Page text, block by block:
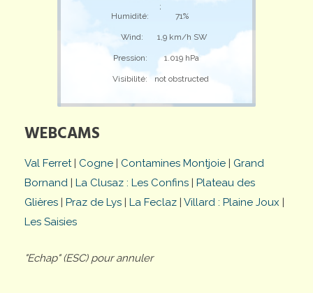
;
Humidité:
71%
Wind: 1,9 km/h SW
Pression: 1.019 hPa
Visibilité: not obstructed
WEBCAMS
Val Ferret| Cogne | Contamines Montjoie | Grand
Bornand | La Clusaz : Les Confins | Plateau des
Glières | Praz de Lys | La Feclaz | Villard : Plaine Joux |
Les Saisies
"Echap" (ESC) pour annuler